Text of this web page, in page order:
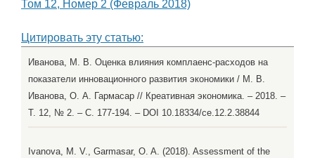
Том 12, Номер 2 (Февраль 2018)
Цитировать эту статью:
Иванова, М. В. Оценка влияния комплаенс-расходов на
показатели инновационного развития экономики / М. В.
Иванова, О. А. Гармасар // Креативная экономика. – 2018. –
Т. 12, № 2. – С. 177-194. – DOI 10.18334/ce.12.2.38844
Ivanova, M. V., Garmasar, O. A. (2018). Assessment of the